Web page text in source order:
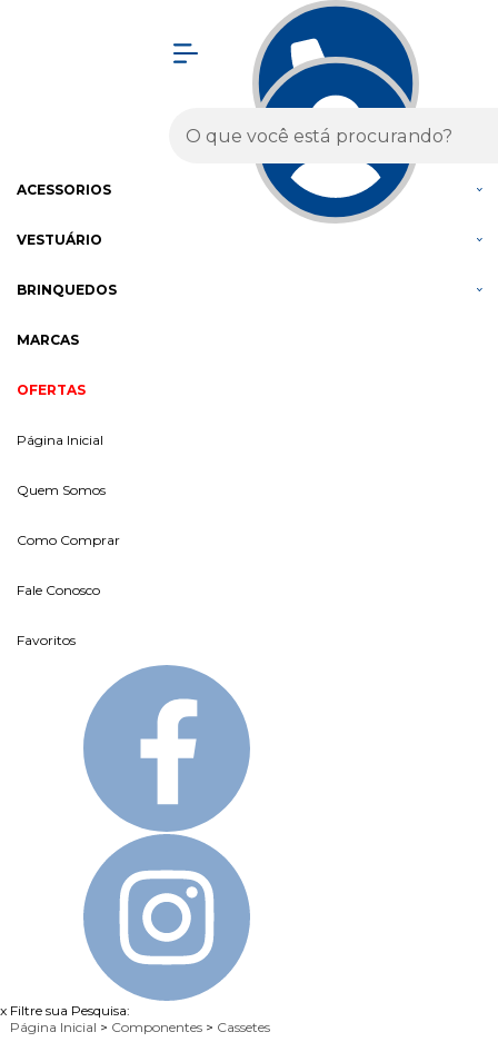
ACESSÓRIOS
VESTUÁRIO
BRINQUEDOS
MARCAS
OFERTAS
Página Inicial
Quem Somos
Como Comprar
Fale Conosco
Favoritos
x Filtre sua Pesquisa:
Página Inicial > Componentes > Cassetes